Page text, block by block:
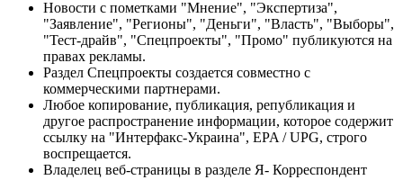
Новости с пометками "Мнение", "Экспертиза",
"Заявление", "Регионы", "Деньги", "Власть", "Выборы",
"Тест-драйв", "Спецпроекты", "Промо" публикуются на
правах рекламы.
Раздел Спецпроекты создается совместно с
коммерческими партнерами.
Любое копирование, публикация, републикация и
другое распространение информации, которое содержит
ссылку на "Интерфакс-Украина", EPA / UPG, строго
воспрещается.
Владелец веб-страницы в разделе Я- Корреспондент